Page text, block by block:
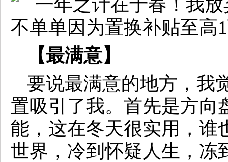
【最满意】
要说最满意的地方，我
置吸引了我。首先是方向
能，这在冬天很实用，谁
世界，冷到怀疑人生，冻